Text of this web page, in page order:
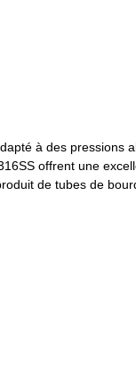
à des pressions
offrent une
de tubes de